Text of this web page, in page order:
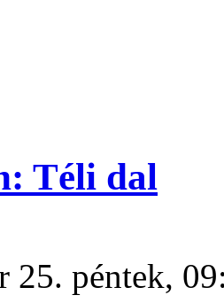
Téli dal
25. péntek,